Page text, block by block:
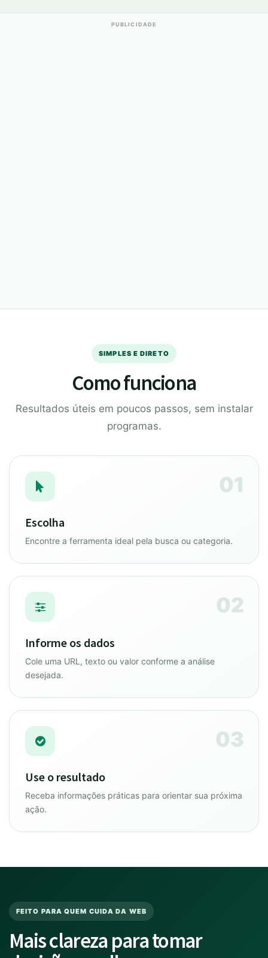
PUBLICIDADE
SIMPLES E DIRETO
Como funciona
Resultados úteis em poucos passos, sem instalar
programas.
01
Escolha
Encontre a ferramenta ideal pela busca ou categoria.
02
Informe os dados
Cole uma URL, texto ou valor conforme a análise
desejada.
03
Use o resultado
Receba informações práticas para orientar sua próxima
ação.
FEITO PARA QUEM CUIDA DA WEB
Mais clareza para tomar